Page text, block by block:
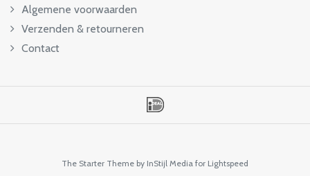
Algemene voorwaarden
Verzenden & retourneren
Contact
The Starter Theme by InStijl Media for Lightspeed